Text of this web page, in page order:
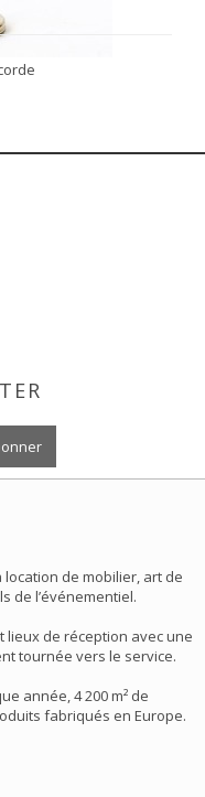
de mobilier, art de
de l’événementiel.
lieux de réception avec une
tournée vers le service.
année, 4 200 m² de
fabriqués en Europe.